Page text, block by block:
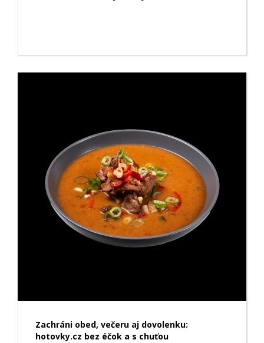
Zachráni obed, večeru aj dovolenku:
hotovky.cz bez éčok a s chuťou